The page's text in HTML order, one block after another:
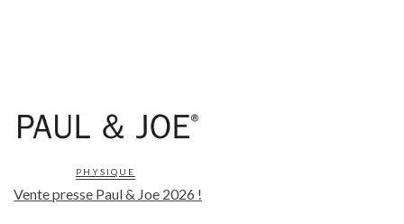
PHYSIQUE
Vente presse Paul & Joe 2026 !